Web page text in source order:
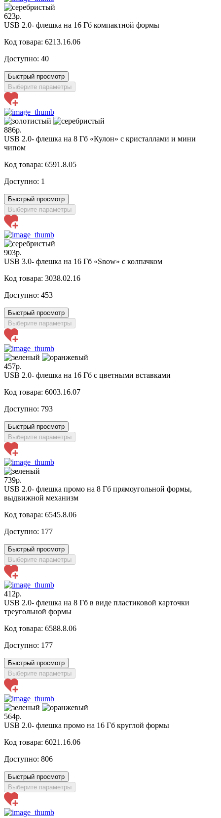
623р.
USB 2.0- флешка на 16 Гб компактной формы
Код товара: 6213.16.06
Доступно: 40
Быстрый просмотр
Выберите параметры
886р.
USB 2.0- флешка на 8 Гб «Кулон» с кристаллами и мини
чипом
Код товара: 6591.8.05
Доступно: 1
Быстрый просмотр
Выберите параметры
903р.
USB 3.0- флешка на 16 Гб «Snow» с колпачком
Код товара: 3038.02.16
Доступно: 453
Быстрый просмотр
Выберите параметры
457р.
USB 2.0- флешка на 16 Гб с цветными вставками
Код товара: 6003.16.07
Доступно: 793
Быстрый просмотр
Выберите параметры
739р.
USB 2.0- флешка промо на 8 Гб прямоугольной формы,
выдвижной механизм
Код товара: 6545.8.06
Доступно: 177
Быстрый просмотр
Выберите параметры
412р.
USB 2.0- флешка на 8 Гб в виде пластиковой карточки
треугольной формы
Код товара: 6588.8.06
Доступно: 177
Быстрый просмотр
Выберите параметры
564р.
USB 2.0- флешка промо на 16 Гб круглой формы
Код товара: 6021.16.06
Доступно: 806
Быстрый просмотр
Выберите параметры